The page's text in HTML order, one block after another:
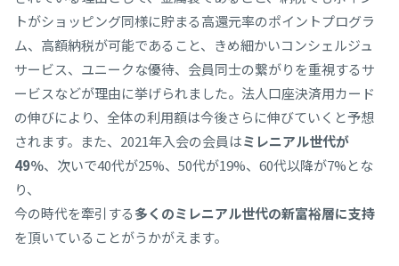
トがショッピング同様に貯まる高還元率のポイントプログラ
ム、高額納税が可能であること、きめ細かいコンシェルジュ
サービス、ユニークな優待、会員同士の繋がりを重視するサ
ービスなどが理由に挙げられました。法人口座決済用カード
の伸びにより、全体の利用額は今後さらに伸びていくと予想
されます。また、2021年入会の会員はミレニアル世代が
49％、次いで40代が25%、50代が19%、60代以降が7%とな
り、
今の時代を牽引する多くのミレニアル世代の新富裕層に支持
を頂いていることがうかがえます。